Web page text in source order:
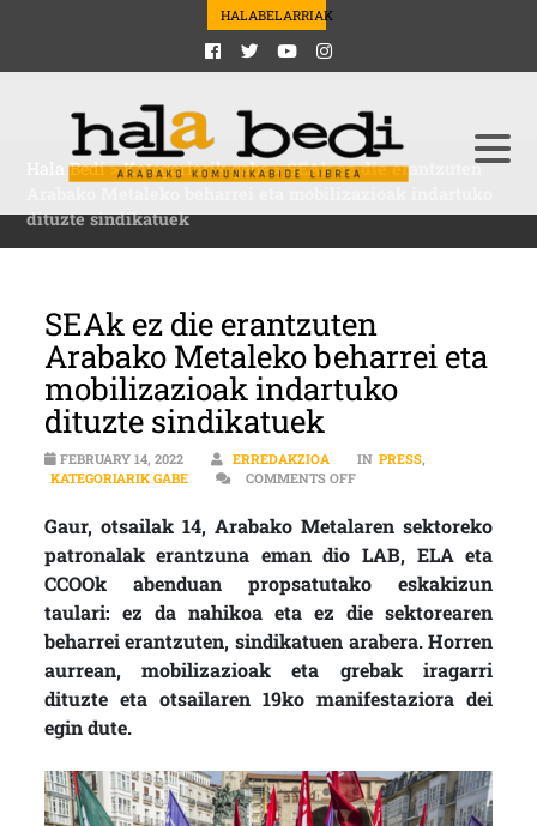
HALABELARRIAK
Hala Bedi>Kategoriarik gabe>SEAk ez die erantzuten
dituzte sindikatuek
SEAk ez die erantzuten
Arabako Metaleko beharrei eta
mobilizazioak indartuko
dituzte sindikatuek
FEBRUARY 14, 2022 ERREDAKZIOA IN PRESS,
KATEGORIARIK GABE
COMMENTS OFFON SEAK EZ DIE
Gaur, otsailak 14, Arabako Metalaren sektoreko
patronalak erantzuna eman dio LAB, ELA eta
CCOOk abenduan propsatutako eskakizun
taulari: ez da nahikoa eta ez die sektorearen
beharrei erantzuten, sindikatuen arabera. Horren
aurrean, mobilizazioak eta grebak iragarri
dituzte eta otsailaren 19ko manifestaziora dei
egin dute.